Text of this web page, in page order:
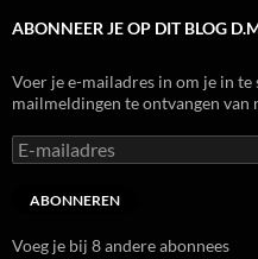
ABONNEER JE OP DIT BLOG
Voer je e-mailadres in om je in
mailmeldingen te ontvangen van
E-
mailadres
ABONNEREN
Voeg je bij 8 andere abonnees